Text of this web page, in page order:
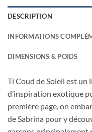
DESCRIPTION
INFORMATIONS
DIMENSIONS & POIDS
Ti Coud de Soleil est
d’inspiration exotique
première page, on
de Sabrina pour y